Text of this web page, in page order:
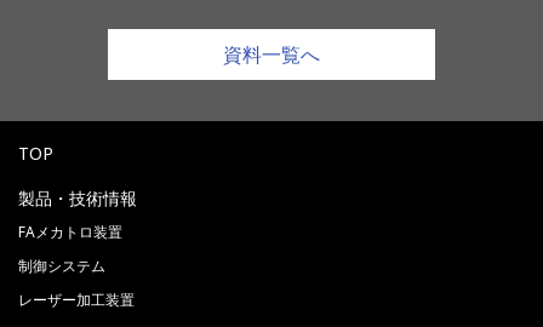
資料一覧へ
TOP
製品・技術情報
FAメカトロ装置
制御システム
レーザー加工装置